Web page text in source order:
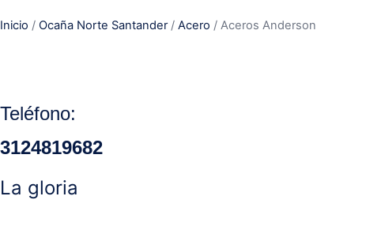
Inicio / Ocaña Norte Santander/ Acero / Aceros Anderson
Teléfono:
3124819682
La gloria